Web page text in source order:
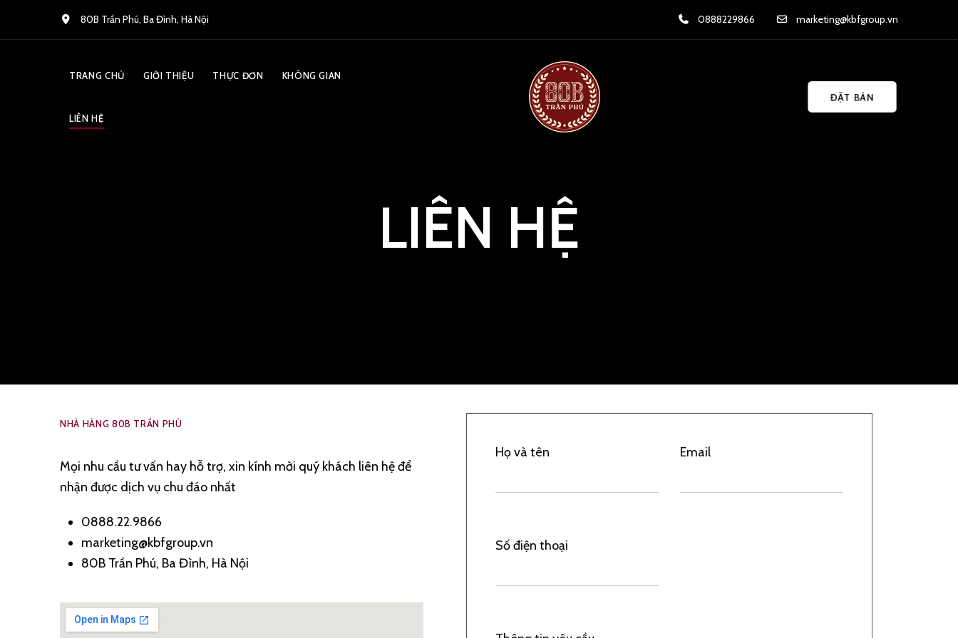
80B Trần Phú, Ba Đình, Hà Nội 0888229866 marketing@kbfgroup.vn
TRANG CHỦ GIỚI THIỆU THỰC ĐƠN KHÔNG GIAN
LIÊN HỆ
ĐẶT BÀN
LIÊN HỆ
NHÀ HÀNG 80B TRẦN PHÚ
Mọi nhu cầu tư vấn hay hỗ trợ, xin kính mời quý khách liên hệ để
nhận được dịch vụ chu đáo nhất
0888.22.9866
marketing@kbfgroup.vn
80B Trần Phú, Ba Đình, Hà Nội
Họ và tên Email
Số điện thoại